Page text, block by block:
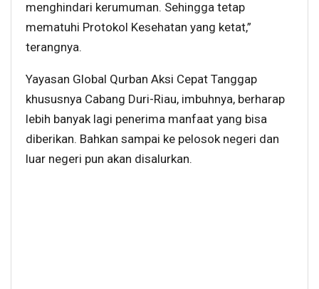
menghindari kerumuman. Sehingga tetap
mematuhi Protokol Kesehatan yang ketat,”
terangnya.
Yayasan Global Qurban Aksi Cepat Tanggap
khususnya Cabang Duri-Riau, imbuhnya, berharap
lebih banyak lagi penerima manfaat yang bisa
diberikan. Bahkan sampai ke pelosok negeri dan
luar negeri pun akan disalurkan.